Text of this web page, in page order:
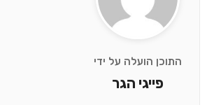
התוכן הועלה על ידי
פייגי הגר